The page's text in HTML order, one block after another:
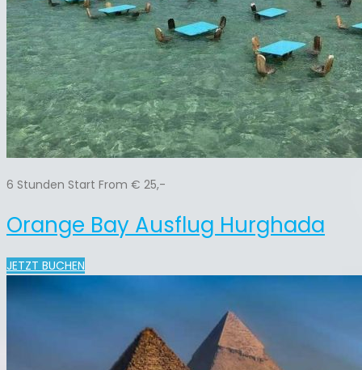
6 Stunden Start From € 25,-
Orange Bay Ausflug Hurghada
JETZT BUCHEN